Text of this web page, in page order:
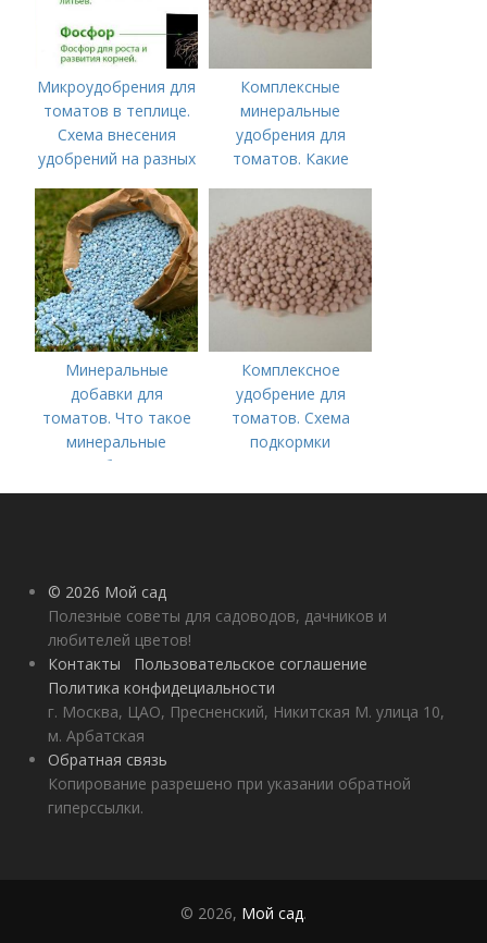
Микроудобрения для
томатов в теплице.
Схема внесения
удобрений на разных
помидоров
Комплексные
минеральные
удобрения для
томатов. Какие
используются для
культуры
Минеральные
добавки для
томатов. Что такое
минеральные
удобрения
Комплексное
удобрение для
томатов. Схема
подкормки
рассады до сбора
© 2026 Мой сад
Полезные советы для садоводов, дачников и
любителей цветов!
Контакты
Пользовательское соглашение
Политика конфидециальности
г. Москва, ЦАО, Пресненский, Никитская М. улица 10,
м. Арбатская
Обратная связь
Копирование разрешено при указании обратной
гиперссылки.
© 2026, Мой сад.